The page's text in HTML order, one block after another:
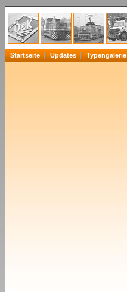
Startseite Updates Typengalerie